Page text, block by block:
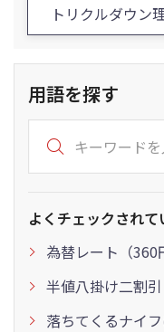
トリクルダウン
用語を探す
よくチェックされて
為替レート（360
半値八掛け二割引
落ちてくるナイ